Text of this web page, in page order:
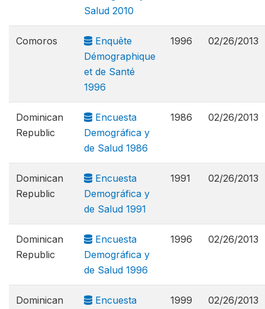
Salud 2010
Comoros
Enquête
Démographique
et de Santé
1996
1996 02/26/2013
Dominican
Republic
Encuesta
Demográfica y
de Salud 1986
1986 02/26/2013
Dominican
Republic
Encuesta
Demográfica y
de Salud 1991
1991 02/26/2013
Dominican
Republic
Encuesta
Demográfica y
de Salud 1996
1996 02/26/2013
Dominican
Encuesta
1999 02/26/2013